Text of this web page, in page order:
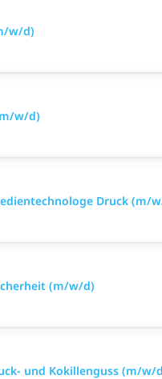
w/d)
w/d)
Druck (m/
(m/w/d)
und Kokillenguss (m/w/